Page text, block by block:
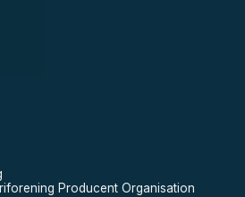
Producent Organisation